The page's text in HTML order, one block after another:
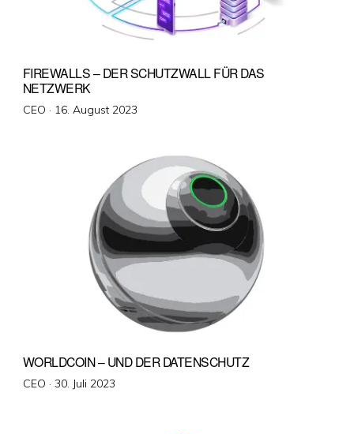
FIREWALLS – DER SCHUTZWALL FÜR DAS
NETZWERK
CEO · Veröffentlicht
16. August 2023
WORLDCOIN – UND DER DATENSCHUTZ
CEO · Veröffentlicht
30. Juli 2023